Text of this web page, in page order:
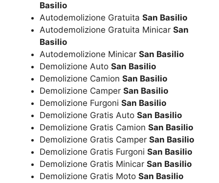
Basilio
Autodemolizione Gratuita San Basilio
Autodemolizione Gratuita Minicar San
Basilio
Autodemolizione Minicar San Basilio
Demolizione Auto San Basilio
Demolizione Camion San Basilio
Demolizione Camper San Basilio
Demolizione Furgoni San Basilio
Demolizione Gratis Auto San Basilio
Demolizione Gratis Camion San Basilio
Demolizione Gratis Camper San Basilio
Demolizione Gratis Furgoni San Basilio
Demolizione Gratis Minicar San Basilio
Demolizione Gratis Moto San Basilio